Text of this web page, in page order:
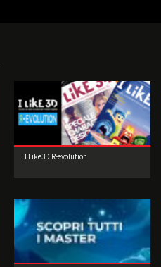
I Like3D R-evolution